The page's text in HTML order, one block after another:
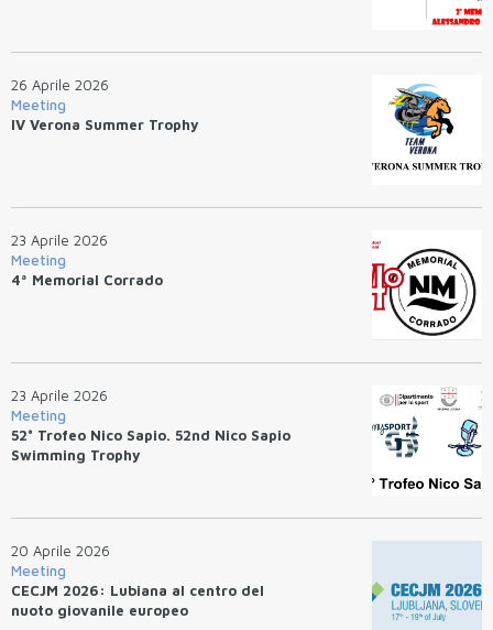
26 Aprile 2026
Meeting
IV Verona Summer Trophy
23 Aprile 2026
Meeting
4ª Memorial Corrado
23 Aprile 2026
Meeting
52° Trofeo Nico Sapio. 52nd Nico Sapio
Swimming Trophy
20 Aprile 2026
Meeting
CECJM 2026: Lubiana al centro del
nuoto giovanile europeo